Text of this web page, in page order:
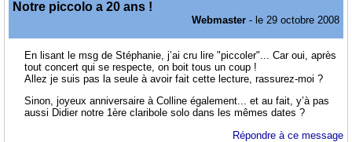
Notre piccolo a 20 ans !
Webmaster - le 29 octobre 2008
En lisant le msg de Stéphanie, j’ai cru lire "piccoler"... Car oui, après
tout concert qui se respecte, on boit tous un coup !
Allez je suis pas la seule à avoir fait cette lecture, rassurez-moi ?
Sinon, joyeux anniversaire à Colline également... et au fait, y’à pas
aussi Didier notre 1ère claribole solo dans les mêmes dates ?
Répondre à ce message